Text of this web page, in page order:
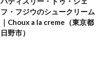
フ・フジウのシュークリーム
｜Choux a la creme（東京都
日野市）